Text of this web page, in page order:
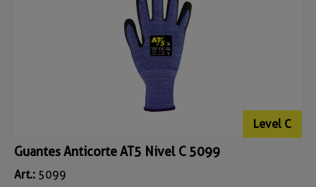
Level C
Guantes Anticorte AT5 Nivel C 5099
Art.: 5099